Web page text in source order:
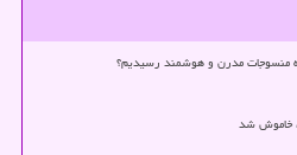
منسوجات مدرن و هوشمند رسیدیم؟
خاموش شد